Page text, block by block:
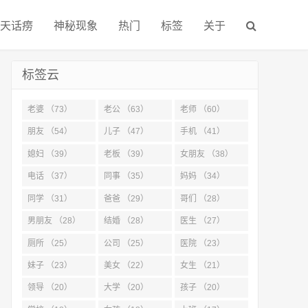
话痨 神秘现象 热门 标签 关于
标签云
老婆 （73） 老公 （63） 老师 （60）
朋友 （54） 儿子 （47） 手机 （41）
媳妇 （39） 老板 （39） 女朋友 （38）
电话 （37） 同事 （35） 妈妈 （34）
同学 （31） 爸爸 （29） 哥们 （28）
男朋友 （28） 结婚 （28） 医生 （27）
厕所 （25） 公司 （25） 医院 （23）
妹子 （23） 美女 （22） 女生 （21）
领导 （20） 大学 （20） 孩子 （20）